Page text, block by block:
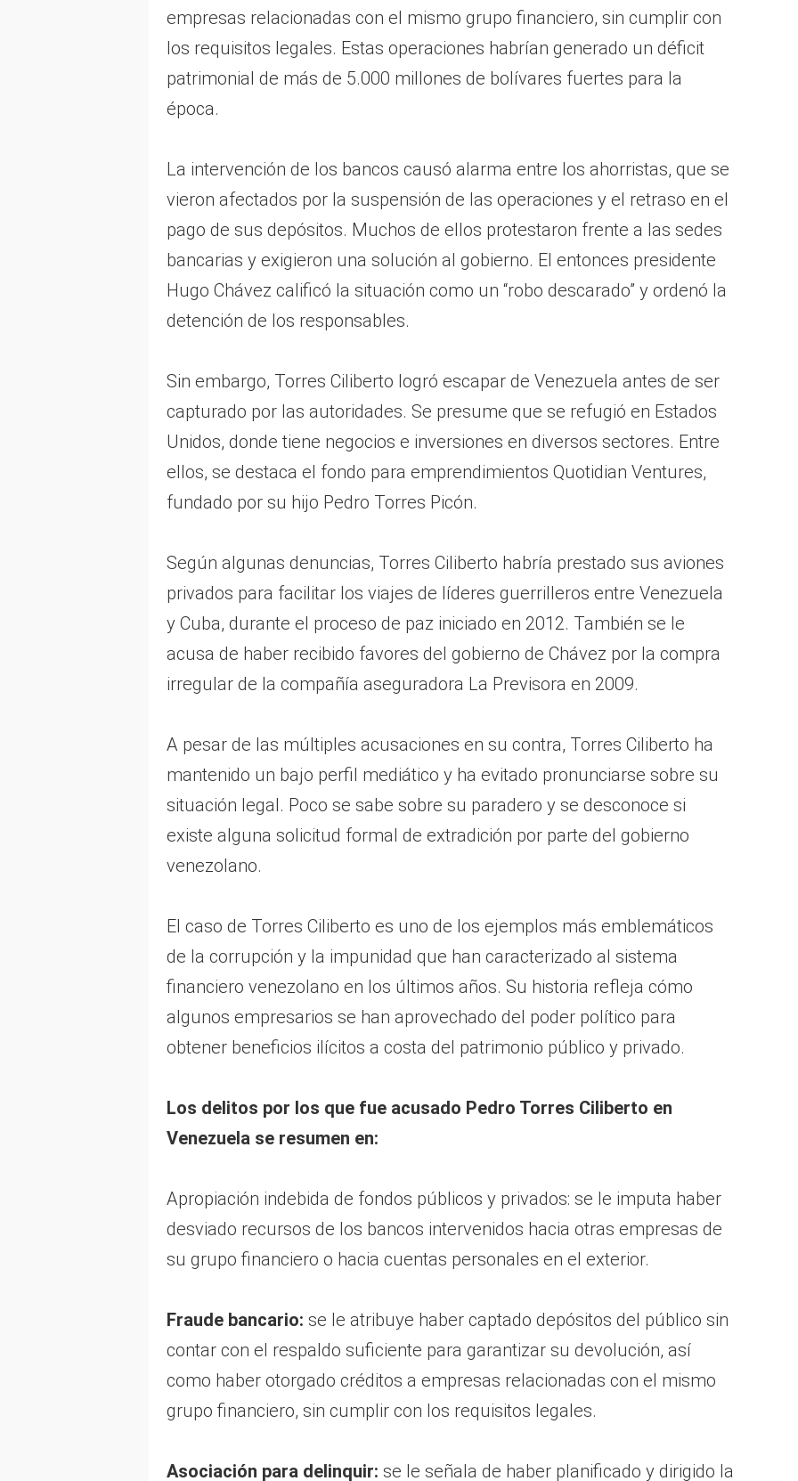
empresas relacionadas con el mismo grupo financiero, sin cumplir con
los requisitos legales. Estas operaciones habrían generado un déficit
patrimonial de más de 5.000 millones de bolívares fuertes para la
época.
La intervención de los bancos causó alarma entre los ahorristas, que se
vieron afectados por la suspensión de las operaciones y el retraso en el
pago de sus depósitos. Muchos de ellos protestaron frente a las sedes
bancarias y exigieron una solución al gobierno. El entonces presidente
Hugo Chávez calificó la situación como un “robo descarado” y ordenó la
detención de los responsables.
Sin embargo, Torres Ciliberto logró escapar de Venezuela antes de ser
capturado por las autoridades. Se presume que se refugió en Estados
Unidos, donde tiene negocios e inversiones en diversos sectores. Entre
ellos, se destaca el fondo para emprendimientos Quotidian Ventures,
fundado por su hijo Pedro Torres Picón.
Según algunas denuncias, Torres Ciliberto habría prestado sus aviones
privados para facilitar los viajes de líderes guerrilleros entre Venezuela
y Cuba, durante el proceso de paz iniciado en 2012. También se le
acusa de haber recibido favores del gobierno de Chávez por la compra
irregular de la compañía aseguradora La Previsora en 2009.
A pesar de las múltiples acusaciones en su contra, Torres Ciliberto ha
mantenido un bajo perfil mediático y ha evitado pronunciarse sobre su
situación legal. Poco se sabe sobre su paradero y se desconoce si
existe alguna solicitud formal de extradición por parte del gobierno
venezolano.
El caso de Torres Ciliberto es uno de los ejemplos más emblemáticos
de la corrupción y la impunidad que han caracterizado al sistema
financiero venezolano en los últimos años. Su historia refleja cómo
algunos empresarios se han aprovechado del poder político para
obtener beneficios ilícitos a costa del patrimonio público y privado.
Los delitos por los que fue acusado Pedro Torres Ciliberto en
Venezuela se resumen en:
Apropiación indebida de fondos públicos y privados: se le imputa haber
desviado recursos de los bancos intervenidos hacia otras empresas de
su grupo financiero o hacia cuentas personales en el exterior.
Fraude bancario: se le atribuye haber captado depósitos del público sin
contar con el respaldo suficiente para garantizar su devolución, así
como haber otorgado créditos a empresas relacionadas con el mismo
grupo financiero, sin cumplir con los requisitos legales.
Asociación para delinquir: se le señala de haber planificado y dirigido la